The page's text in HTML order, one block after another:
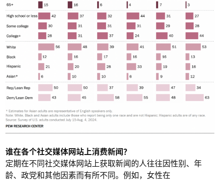
谁在各个社交媒体网站上消费新闻？
定期在不同社交媒体网站上获取新闻的人往往因性别、年
龄、政党和其他因素而有所不同。例如，女性在